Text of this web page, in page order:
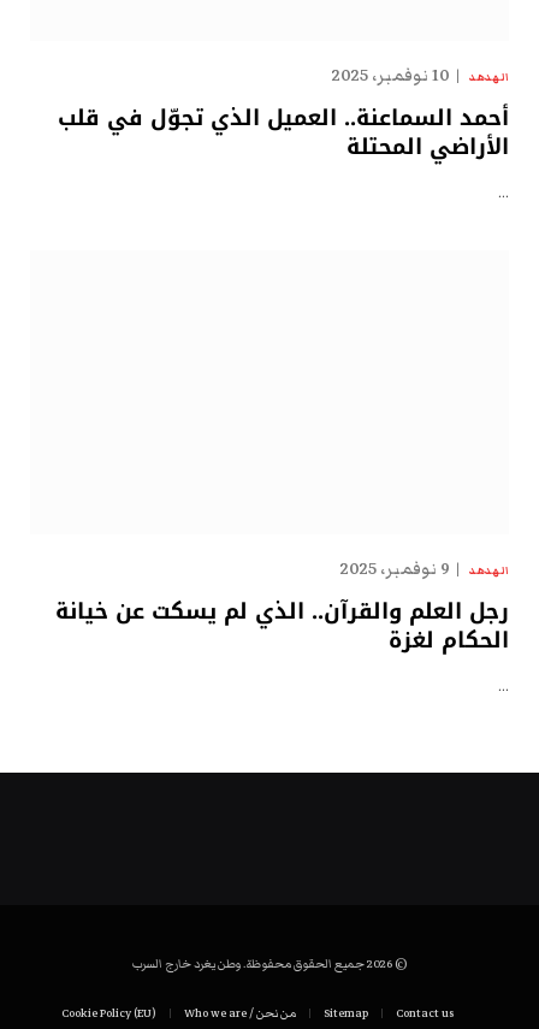
الهدهد 10 نوفمبر، 2025
أحمد السماعنة.. العميل الذي تجوّل في قلب
الأراضي المحتلة
…
الهدهد 9 نوفمبر، 2025
رجل العلم والقرآن.. الذي لم يسكت عن خيانة
الحكام لغزة
…
© 2026 جميع الحقوق محفوظة. وطن يغرد خارج السرب
Contact us
Sitemap من نحن / Who we are Cookie Policy (EU)